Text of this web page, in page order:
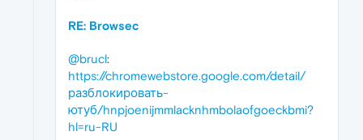
RE: Browsec
@brucl:
https://chromewebstore.google.com/detail/
разблокировать-
ютуб/hnpjoenijmmlacknhmbolaofgoeckbmi?
hl=ru-RU